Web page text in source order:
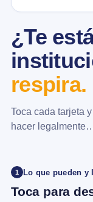
¿Te
respira.
Toca cada tarjeta
hacer
1 Lo que pueden y
Toca para